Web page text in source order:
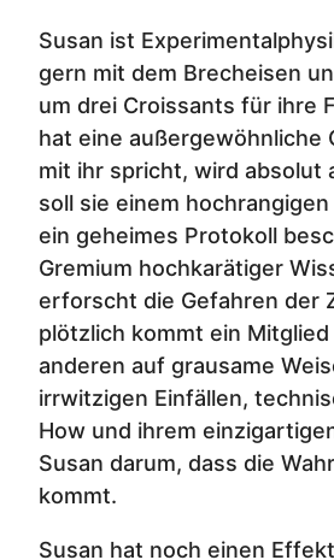
Susan ist
gern mit dem Brecheisen
um drei Croissants für ihre
hat eine außergewöhnliche
mit ihr spricht, wird absolut
soll sie einem
ein geheimes Protokoll
Gremium hochkarätiger
erforscht die Gefahren der
plötzlich kommt ein Mitglied
anderen auf grausame
irrwitzigen Einfällen,
How und ihrem
Susan darum, dass die
kommt.
Susan hat noch einen